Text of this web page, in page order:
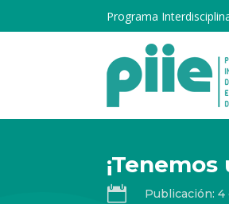
Programa
 Publicación: 4